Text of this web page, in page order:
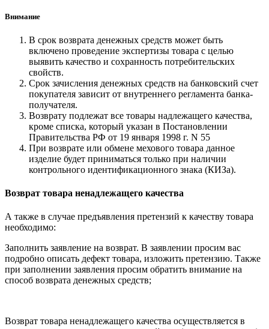
Внимание
В срок возврата денежных средств может быть
включено проведение экспертизы товара с целью
выявить качество и сохранность потребительских
свойств.
Срок зачисления денежных средств на банковский счет
покупателя зависит от внутреннего регламента банка-
получателя.
Возврату подлежат все товары надлежащего качества,
кроме списка, который указан в Постановлении
Правительства РФ от 19 января 1998 г. N 55
При возврате или обмене мехового товара данное
изделие будет приниматься только при наличии
контрольного идентификационного знака (КИЗа).
Возврат товара ненадлежащего качества
А также в случае предъявления претензий к качеству товара
необходимо:
Заполнить заявление на возврат. В заявлении просим вас
подробно описать дефект товара, изложить претензию. Также
при заполнении заявления просим обратить внимание на
способ возврата денежных средств;
Возврат товара ненадлежащего качества осуществляется в